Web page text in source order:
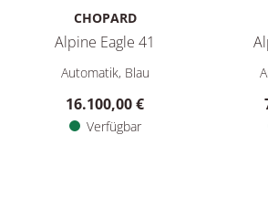
CHOPARD
Alpine Eagle 41
Chopard Alpine Eagle 41, Ref:
Automatik, Blau
16.100,00 €
Verfügbar